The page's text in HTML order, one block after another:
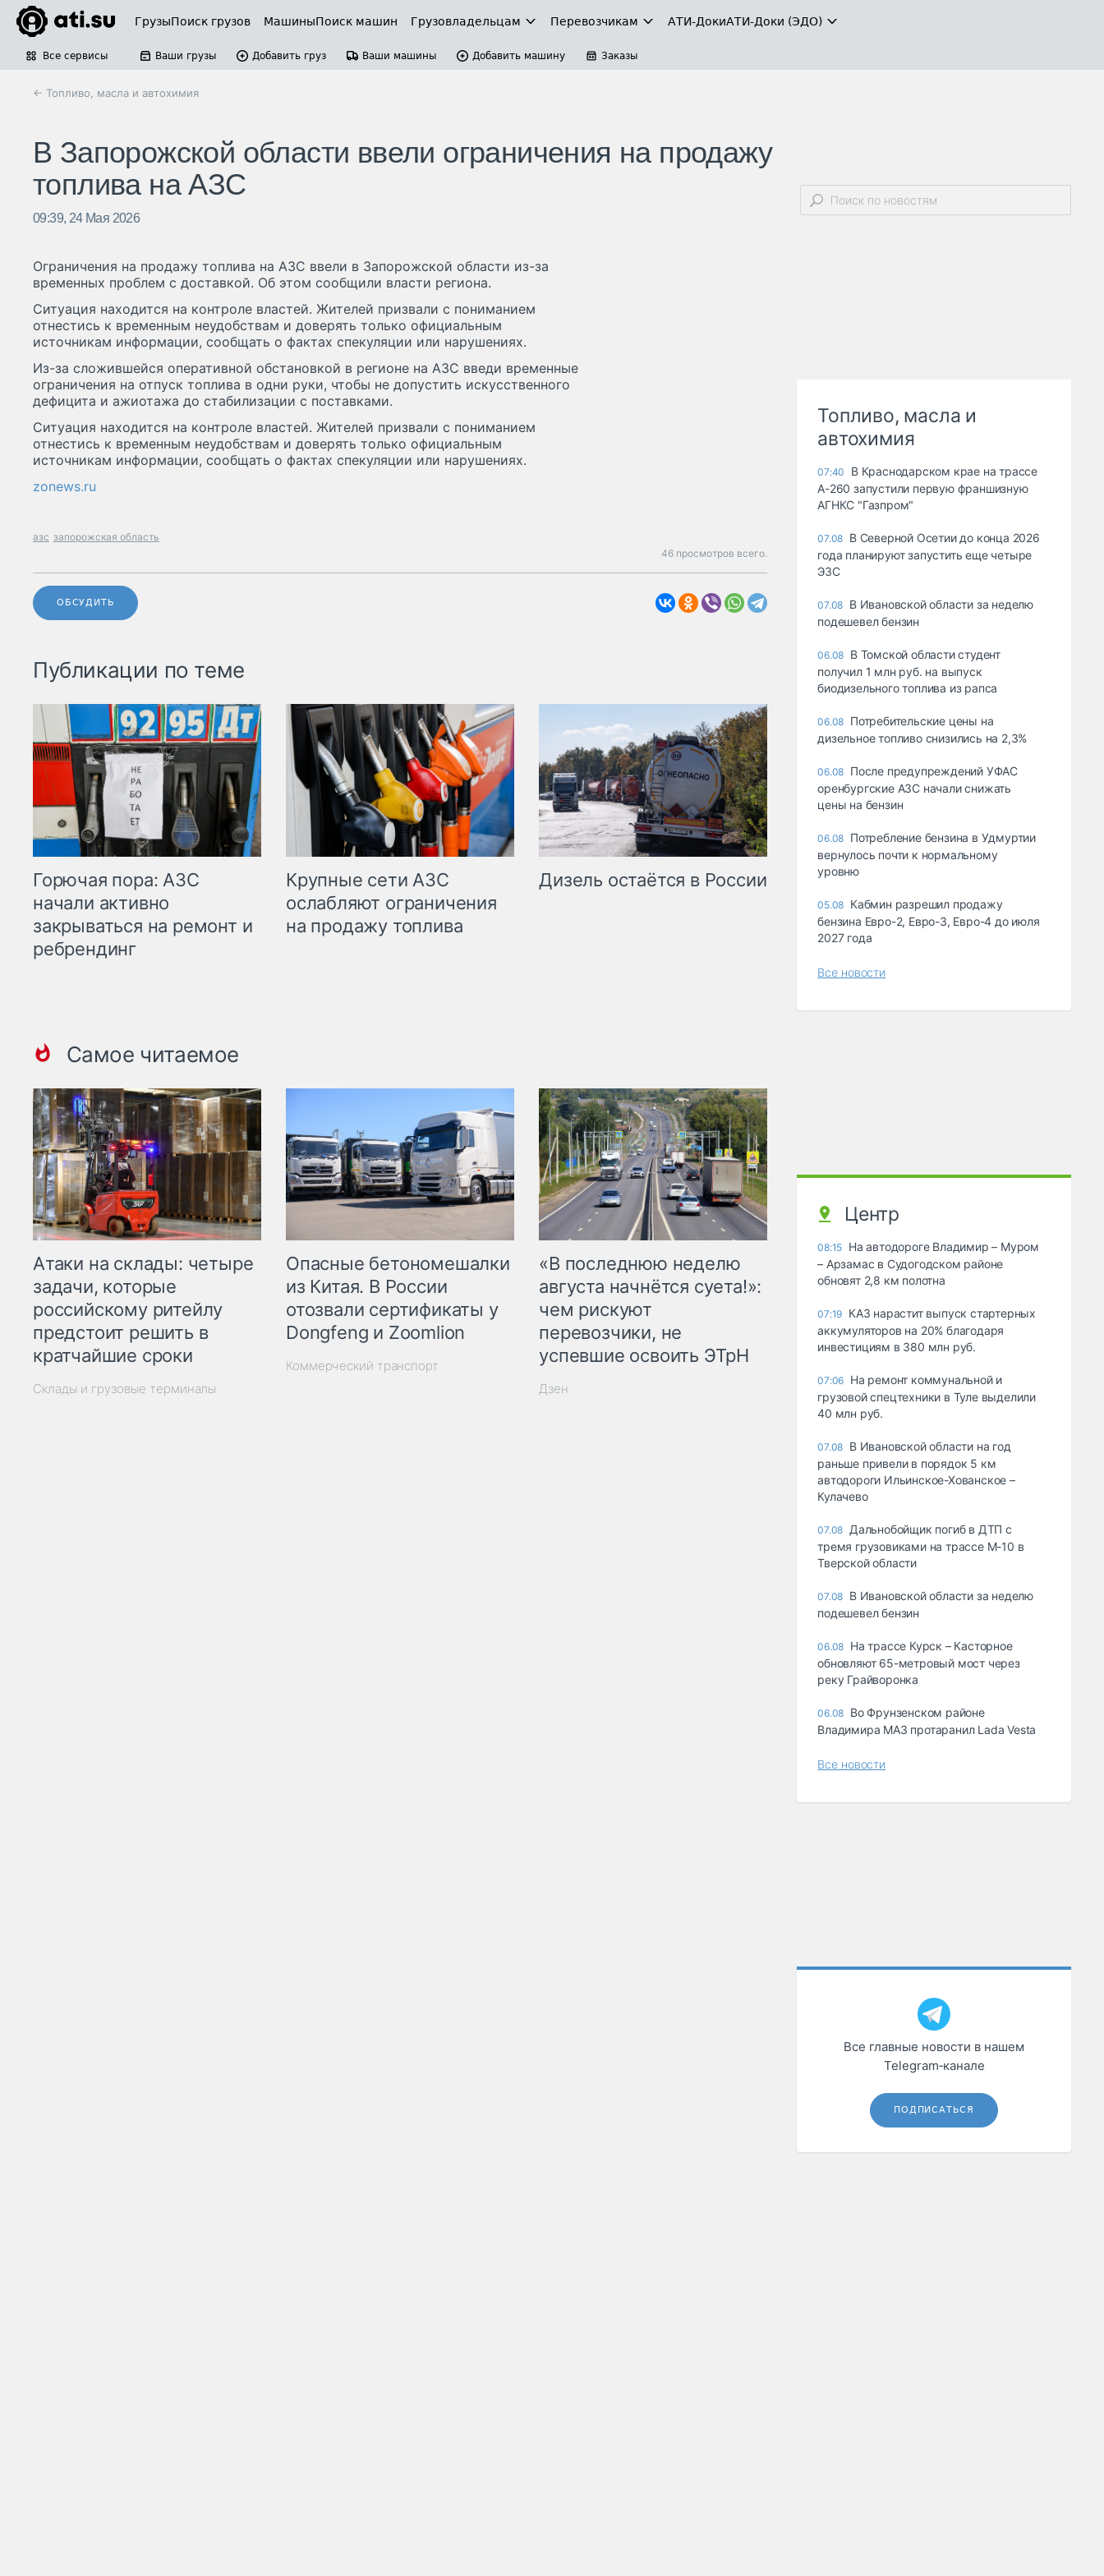
ГрузыПоиск грузов МашиныПоиск машин Грузовладельцам Перевозчикам АТИ-ДокиАТИ-Доки (ЭДО)
Все сервисы Ваши грузы Добавить груз Ваши машины Добавить машину Заказы
← Топливо, масла и автохимия
В Запорожской области ввели ограничения на продажу
топлива на АЗС
09:39, 24 Мая 2026
Ограничения на продажу топлива на АЗС ввели в Запорожской области из-за
временных проблем с доставкой. Об этом сообщили власти региона.
Ситуация находится на контроле властей. Жителей призвали с пониманием
отнестись к временным неудобствам и доверять только официальным
источникам информации, сообщать о фактах спекуляции или нарушениях.
Из-за сложившейся оперативной обстановкой в регионе на АЗС введи временные
ограничения на отпуск топлива в одни руки, чтобы не допустить искусственного
дефицита и ажиотажа до стабилизации с поставками.
Ситуация находится на контроле властей. Жителей призвали с пониманием
отнестись к временным неудобствам и доверять только официальным
источникам информации, сообщать о фактах спекуляции или нарушениях.
zonews.ru
азс запорожская область
46 просмотров всего.
ОБСУДИТЬ
Публикации по теме
Горючая пора: АЗС
начали активно
закрываться на ремонт и
ребрендинг
Крупные сети АЗС
ослабляют ограничения
на продажу топлива
Дизель остаётся в России
Самое читаемое
Атаки на склады: четыре
задачи, которые
российскому ритейлу
предстоит решить в
кратчайшие сроки
Склады и грузовые терминалы
Опасные бетономешалки
из Китая. В России
отозвали сертификаты у
Dongfeng и Zoomlion
Коммерческий транспорт
«В последнюю неделю
августа начнётся суета!»:
чем рискуют
перевозчики, не
успевшие освоить ЭТрН
Дзен
Топливо, масла и
автохимия
07:40
В Краснодарском крае на трассе
А-260 запустили первую франшизную
АГНКС "Газпром"
07.08 В Северной Осетии до конца 2026
года планируют запустить еще четыре
ЭЗС
07.08 В Ивановской области за неделю
подешевел бензин
06.08 В Томской области студент
получил 1 млн руб. на выпуск
биодизельного топлива из рапса
06.08 Потребительские цены на
дизельное топливо снизились на 2,3%
06.08 После предупреждений УФАС
оренбургские АЗС начали снижать
цены на бензин
06.08 Потребление бензина в Удмуртии
вернулось почти к нормальному
уровню
05.08 Кабмин разрешил продажу
бензина Евро-2, Евро-3, Евро-4 до июля
2027 года
Все новости
Центр
08:15 На автодороге Владимир – Муром
– Арзамас в Судогодском районе
обновят 2,8 км полотна
07:19 КАЗ нарастит выпуск стартерных
аккумуляторов на 20% благодаря
инвестициям в 380 млн руб.
07:06 На ремонт коммунальной и
грузовой спецтехники в Туле выделили
40 млн руб.
07.08 В Ивановской области на год
раньше привели в порядок 5 км
автодороги Ильинское-Хованское –
Кулачево
07.08 Дальнобойщик погиб в ДТП с
тремя грузовиками на трассе М-10 в
Тверской области
07.08 В Ивановской области за неделю
подешевел бензин
06.08 На трассе Курск – Касторное
обновляют 65-метровый мост через
реку Грайворонка
06.08 Во Фрунзенском районе
Владимира МАЗ протаранил Lada Vesta
Все новости
Все главные новости в нашем
Telegram‑канале
ПОДПИСАТЬСЯ